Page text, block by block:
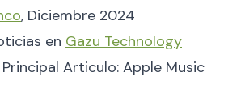
, Diciembre 2024
en Gazu Technology
Articulo: Apple Music